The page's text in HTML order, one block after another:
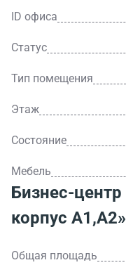
ID офиса
Статус
Тип помещения
Этаж
Состояние
Мебель
Бизнес-центр
корпус А1,А2»
Общая площадь